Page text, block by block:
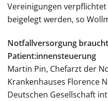
Vereinigungen
beigelegt werden, so
Notfallversorgung
Patient:innensteuerung
Martin Pin, Chefarzt der
Krankenhauses Florence
Deutschen Gesellschaft